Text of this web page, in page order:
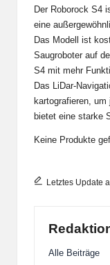
Der Roborock S4
eine
Das Modell ist
Saugroboter auf
S4 mit mehr
Das LiDar-
kartografieren,
bietet eine starke
Keine Produkte
Letztes Update
Alle Beiträge